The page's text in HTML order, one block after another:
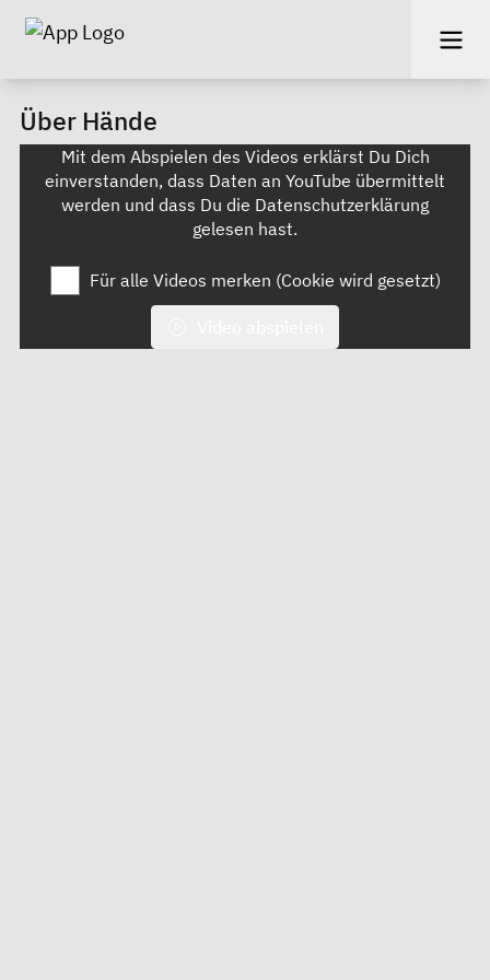
Über Hände
Mit dem Abspielen des Videos erklärst Du Dich
einverstanden, dass Daten an YouTube übermittelt
werden und dass Du die Datenschutzerklärung
gelesen hast.
Für alle Videos merken (Cookie wird gesetzt)